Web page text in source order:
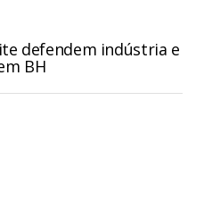
defendem indústria e
BH